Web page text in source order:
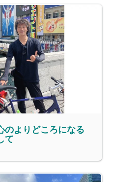
のよりどころになる
て